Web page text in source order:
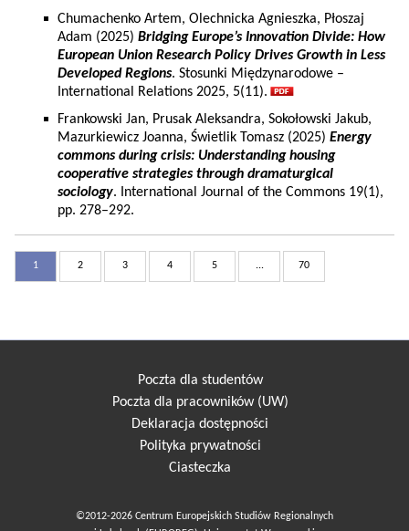
Chumachenko Artem, Olechnicka Agnieszka, Płoszaj
Adam (2025) Bridging Europe’s Innovation Divide: How
European Union Research Policy Drives Growth in Less
Developed Regions. Stosunki Międzynarodowe –
International Relations 2025, 5(11).
Frankowski Jan, Prusak Aleksandra, Sokołowski Jakub,
Mazurkiewicz Joanna, Świetlik Tomasz (2025) Energy
commons during crisis: Understanding housing
cooperative strategies through dramaturgical
sociology. International Journal of the Commons 19(1),
pp. 278–292.
1 2 3 4 5 ... 70
Poczta dla studentów
Poczta dla pracowników (UW)
Deklaracja dostępności
Polityka prywatności
Ciasteczka
©2012-2026 Centrum Europejskich Studiów Regionalnych